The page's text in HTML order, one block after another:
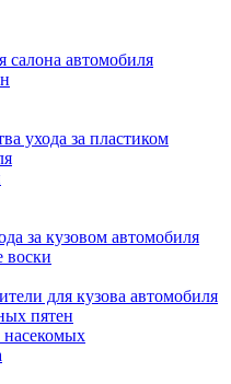
салона автомобиля
ухода за пластиком
за кузовом автомобиля
воски
для кузова автомобиля
пятен
насекомых